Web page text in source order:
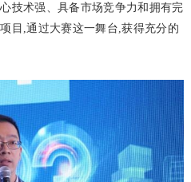
技术强、具备市场竞争力和拥有完
目,通过大赛这一舞台,获得充分的